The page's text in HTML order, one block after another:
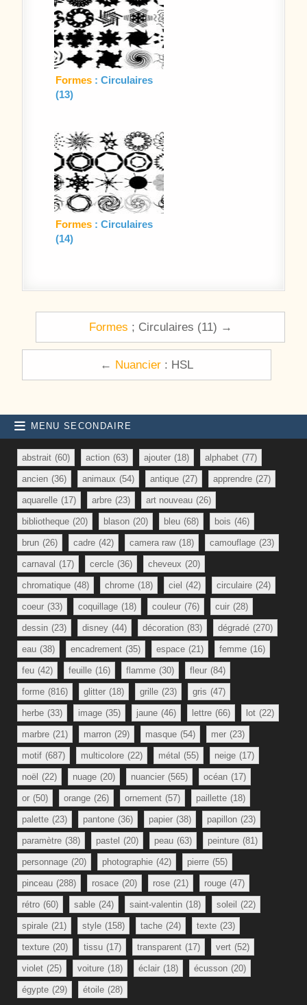
Formes : Circulaires
(13)
Formes : Circulaires
(14)
Navigation de l’article
Formes ; Circulaires (11) →
← Nuancier : HSL
MENU SECONDAIRE
abstrait (60) action (63) ajouter (18) alphabet (77)
ancien (36) animaux (54) antique (27) apprendre (27)
aquarelle (17) arbre (23) art nouveau (26)
bibliotheque (20) blason (20) bleu (68) bois (46)
brun (26) cadre (42) camera raw (18) camouflage (23)
carnaval (17) cercle (36) cheveux (20)
chromatique (48) chrome (18) ciel (42) circulaire (24)
coeur (33) coquillage (18) couleur (76) cuir (28)
dessin (23) disney (44) décoration (83) dégradé (270)
eau (38) encadrement (35) espace (21) femme (16)
feu (42) feuille (16) flamme (30) fleur (84)
forme (816) glitter (18) grille (23) gris (47)
herbe (33) image (35) jaune (46) lettre (66) lot (22)
marbre (21) marron (29) masque (54) mer (23)
motif (687) multicolore (22) métal (55) neige (17)
noël (22) nuage (20) nuancier (565) océan (17)
or (50) orange (26) ornement (57) paillette (18)
palette (23) pantone (36) papier (38) papillon (23)
paramètre (38) pastel (20) peau (63) peinture (81)
personnage (20) photographie (42) pierre (55)
pinceau (288) rosace (20) rose (21) rouge (47)
rétro (60) sable (24) saint-valentin (18) soleil (22)
spirale (21) style (158) tache (24) texte (23)
texture (20) tissu (17) transparent (17) vert (52)
violet (25) voiture (18) éclair (18) écusson (20)
égypte (29) étoile (28)